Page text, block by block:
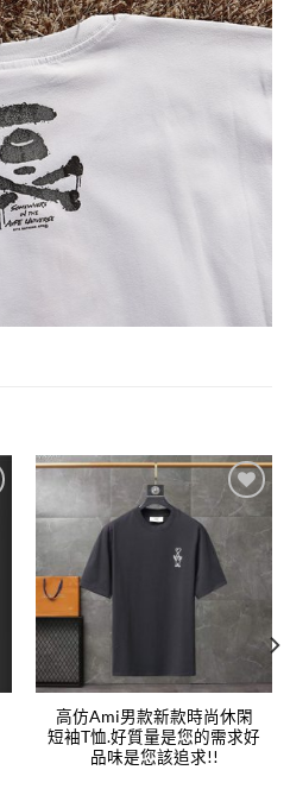
Add to
高仿Ami男款新款時尚休閑
短袖T恤.好質量是您的需求好
品味是您該追求!!